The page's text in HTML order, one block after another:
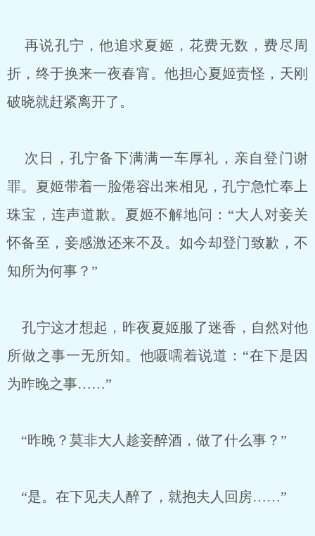
再说孔宁，他追求夏姬，花费无数，费尽周
折，终于换来一夜春宵。他担心夏姬责怪，天刚
破晓就赶紧离开了。
次日，孔宁备下满满一车厚礼，亲自登门谢
罪。夏姬带着一脸倦容出来相见，孔宁急忙奉上
珠宝，连声道歉。夏姬不解地问：“大人对妾关
怀备至，妾感激还来不及。如今却登门致歉，不
知所为何事？”
孔宁这才想起，昨夜夏姬服了迷香，自然对他
所做之事一无所知。他嗫嚅着说道：“在下是因
为昨晚之事……”
“昨晚？莫非大人趁妾醉酒，做了什么事？”
“是。在下见夫人醉了，就抱夫人回房……”